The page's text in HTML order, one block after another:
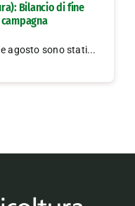
Bilancio di fine
agosto sono stati...